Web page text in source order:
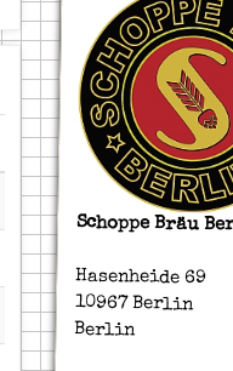
Schoppe Bräu
Hasenheide 69
10967 Berlin
Berlin